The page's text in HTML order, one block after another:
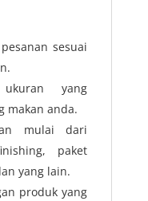
sesuai
yang
makan anda.
mulai dari
paket
yang lain.
produk yang